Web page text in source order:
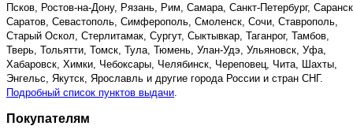
Псков, Ростов-на-Дону, Рязань, Рим, Самара, Санкт-Петербург,
Саратов, Севастополь, Симферополь, Смоленск, Сочи, Ставрополь,
Старый Оскол, Стерлитамак, Сургут, Сыктывкар, Таганрог, Тамбов,
Тверь, Тольятти, Томск, Тула, Тюмень, Улан-Удэ, Ульяновск, Уфа,
Хабаровск, Химки, Чебоксары, Челябинск, Череповец, Чита, Шахты,
Энгельс, Якутск, Ярославль и другие города России и стран СНГ.
Подробный список пунктов выдачи
Покупателям